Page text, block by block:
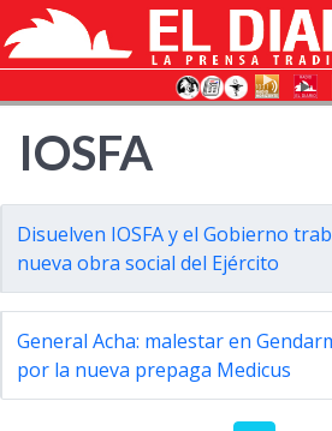
IOSFA
Disuelven IOSFA y el Gobierno
nueva obra social del Ejército
General Acha: malestar en
por la nueva prepaga Medicus